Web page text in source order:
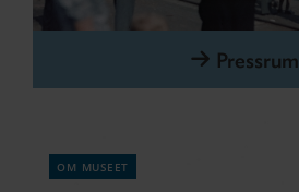
Pressrum
om museet